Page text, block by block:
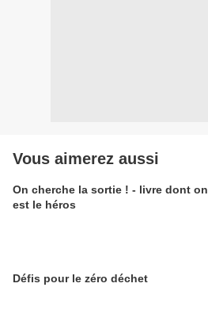
Vous aimerez aussi
On cherche la sortie ! - livre dont on
est le héros
Défis pour le zéro déchet